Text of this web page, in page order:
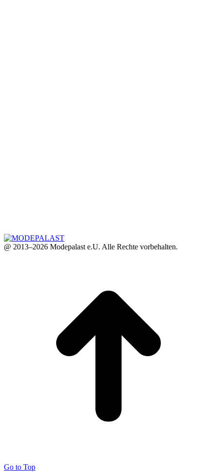
@ 2013–2026 Modepalast e.U. Alle Rechte vorbehalten.
Go to Top